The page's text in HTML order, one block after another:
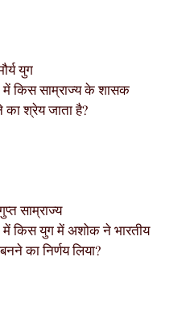
युग
में किस साम्राज्य के शासक
का श्रेय जाता है?
साम्राज्य
में किस युग में अशोक ने भारतीय
का निर्णय लिया?